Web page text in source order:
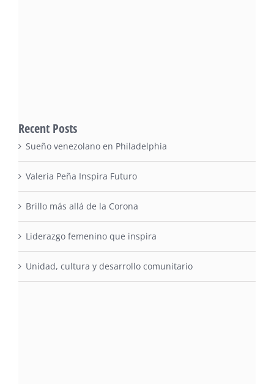
Recent Posts
Sueño venezolano en Philadelphia
Valeria Peña Inspira Futuro
Brillo más allá de la Corona
Liderazgo femenino que inspira
Unidad, cultura y desarrollo comunitario